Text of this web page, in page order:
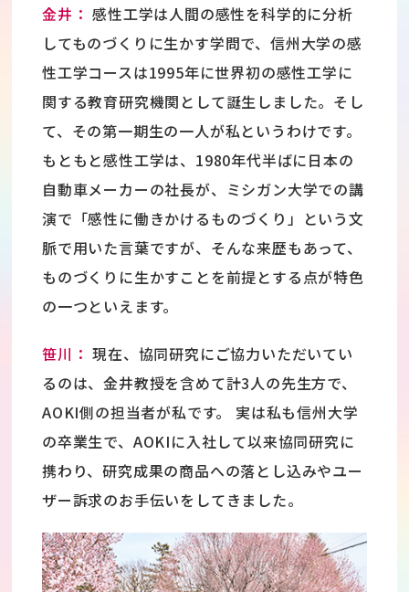
金井： 感性工学は人間の感性を科学的に分析
してものづくりに生かす学問で、信州大学の感
性工学コースは1995年に世界初の感性工学に
関する教育研究機関として誕生しました。そし
て、その第一期生の一人が私というわけです。
もともと感性工学は、1980年代半ばに日本の
自動車メーカーの社長が、ミシガン大学での講
演で「感性に働きかけるものづくり」という文
脈で用いた言葉ですが、そんな来歴もあって、
ものづくりに生かすことを前提とする点が特色
の一つといえます。
笹川： 現在、協同研究にご協力いただいてい
るのは、金井教授を含めて計3人の先生方で、
AOKI側の担当者が私です。 実は私も信州大学
の卒業生で、AOKIに入社して以来協同研究に
携わり、研究成果の商品への落とし込みやユー
ザー訴求のお手伝いをしてきました。